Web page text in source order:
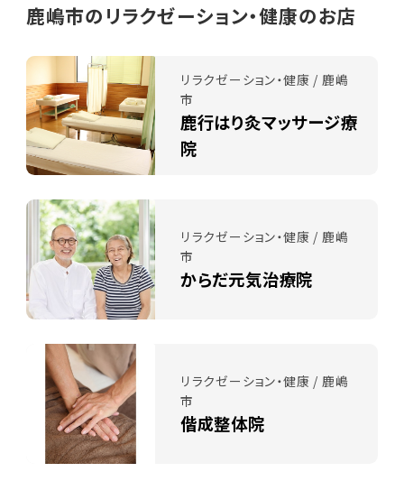
鹿嶋市のリラクゼーション・健康のお店
リラクゼーション・健康 / 鹿嶋
市
鹿行はり灸マッサージ療
院
リラクゼーション・健康 / 鹿嶋
市
からだ元気治療院
リラクゼーション・健康 / 鹿嶋
市
偕成整体院